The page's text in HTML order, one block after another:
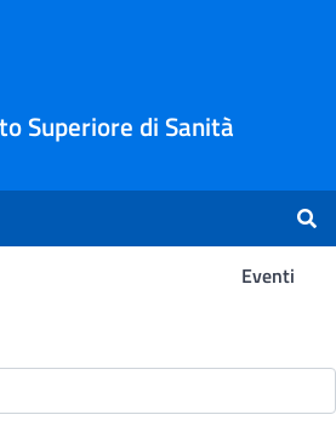
Superiore di Sanità
Eventi
Ricerca -